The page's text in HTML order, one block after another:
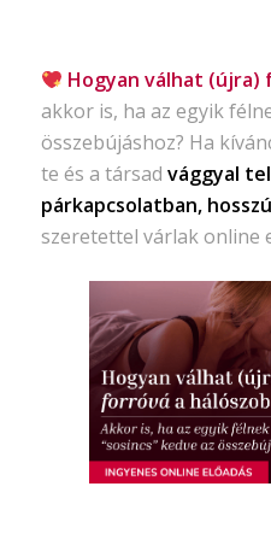
Hogyan válhat (újra)
akkor is, ha az egyik
összebújáshoz? Ha
te és a társad vággyal
párkapcsolatban,
szeretettel várlak online